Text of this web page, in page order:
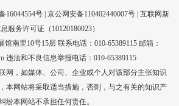
16044554号| 京公网安备110402440007号 | 互联网新
服务许可证（10120180023）
南里10号15层 联系电话：010-65389115 邮箱：
违法和不良信息举报电话：010-65389115
网，如媒体、公司、企业或个人对该部分主张知识
本网站将采取适当措施，否则，与之有关的知识产
纷本网站不承担任何责任。